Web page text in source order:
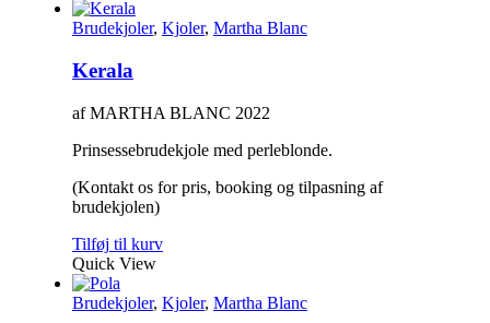
Brudekjoler, Kjoler, Martha Blanc
Kerala
af MARTHA BLANC 2022
Prinsessebrudekjole med perleblonde.
(Kontakt os for pris, booking og tilpasning af
brudekjolen)
Tilføj til kurv
Quick View
Brudekjoler, Kjoler, Martha Blanc